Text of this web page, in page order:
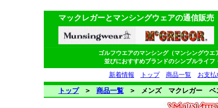
マックレガーとマンシングウェアの通信販売
ゴルフウエアのマンシング（マンシングウ
並びにおすすめブランドのシンプルライ
新着情報 トップ 商品一覧 お支
トップ> 商品一覧 > メンズ マクレガー ベ